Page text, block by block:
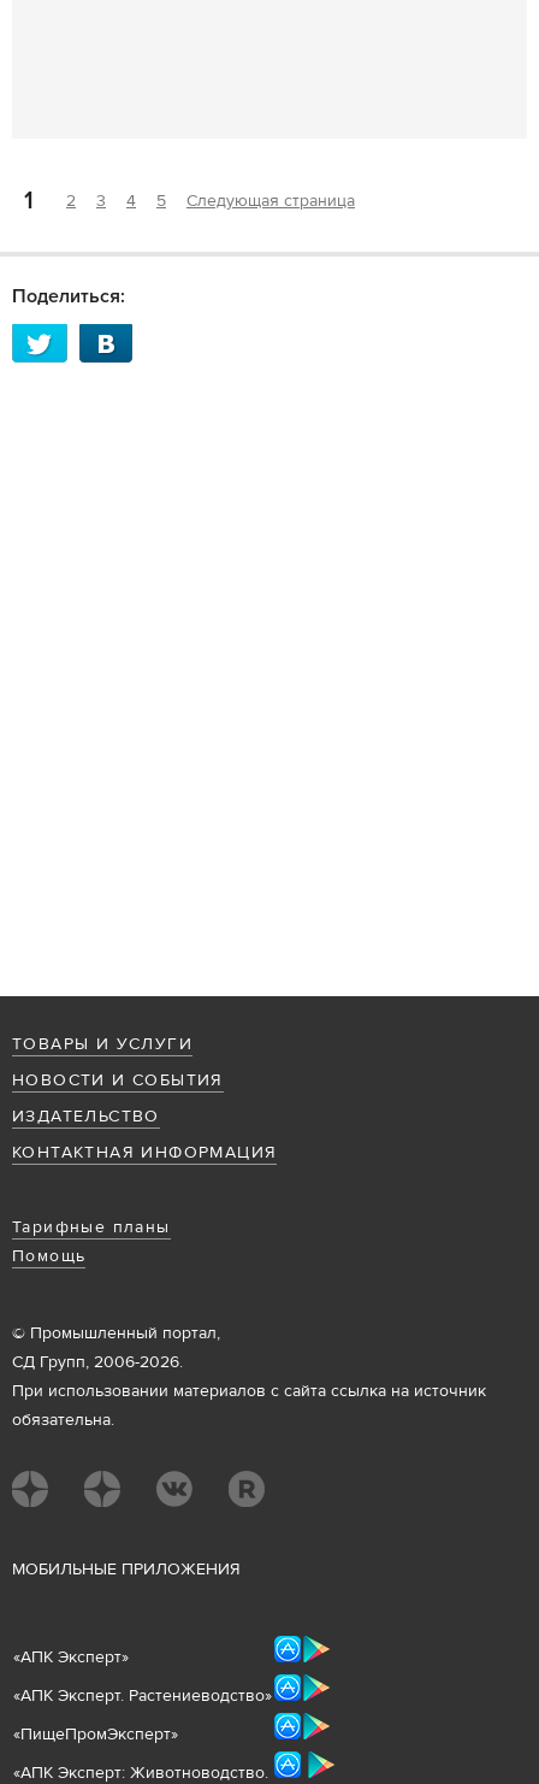
1 2 3 4 5 Следующая страница
Поделиться:
ТОВАРЫ И УСЛУГИ
НОВОСТИ И СОБЫТИЯ
ИЗДАТЕЛЬСТВО
КОНТАКТНАЯ ИНФОРМАЦИЯ
Тарифные планы
Помощь
© Промышленный портал,
СД Групп, 2006-2026.
При использовании материалов с сайта ссылка на источник
обязательна.
МОБИЛЬНЫЕ ПРИЛОЖЕНИЯ
«АПК Эксперт»
«АПК Эксперт. Растениеводство»
«ПищеПромЭксперт»
«АПК Эксперт: Животноводство.